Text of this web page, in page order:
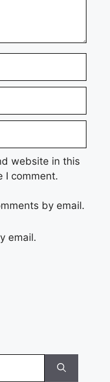
website in this
I comment.
by email.
email.